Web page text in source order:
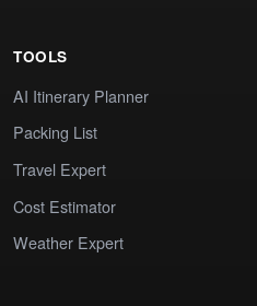
TOOLS
AI Itinerary Planner
Packing List
Travel Expert
Cost Estimator
Weather Expert